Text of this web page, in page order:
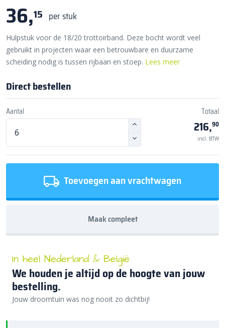
36,15 per stuk
Hulpstuk voor de 18/20 trottoirband. Deze bocht wordt veel
gebruikt in projecten waar een betrouwbare en duurzame
scheiding nodig is tussen rijbaan en stoep. Lees meer
Direct bestellen
Aantal Totaal
216,90
incl. BTW
Toevoegen aan vrachtwagen
Maak compleet
In heel Nederland & België
We houden je altijd op de hoogte van jouw
bestelling.
Jouw droomtuin was nog nooit zo dichtbij!